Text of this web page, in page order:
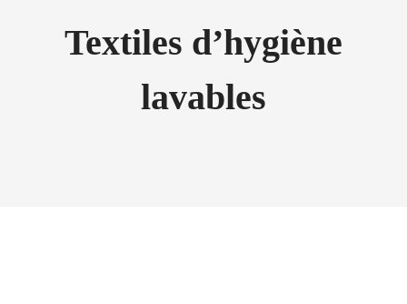
Textiles d’hygiène
lavables